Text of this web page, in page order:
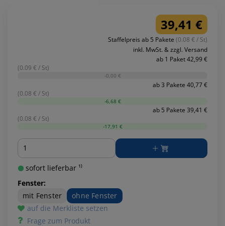
39,41 €
Staffelpreis ab 5 Pakete (0.08 € / St)
inkl. MwSt. & zzgl. Versand
ab 1 Paket 42,99 €
(0.09 € / St)
-0,00 €
ab 3 Pakete 40,77 €
(0.08 € / St)
-6,68 €
ab 5 Pakete 39,41 €
(0.08 € / St)
-17,91 €
Menge
sofort lieferbar ¹⁾
Fenster:
mit Fenster
ohne Fenster
auf die Merkliste setzen
Frage zum Produkt